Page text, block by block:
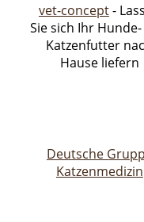
vet-concept-
Sie sich Ihr
Katzenfutter
Hause liefern
Deutsche
Katzenmedizin